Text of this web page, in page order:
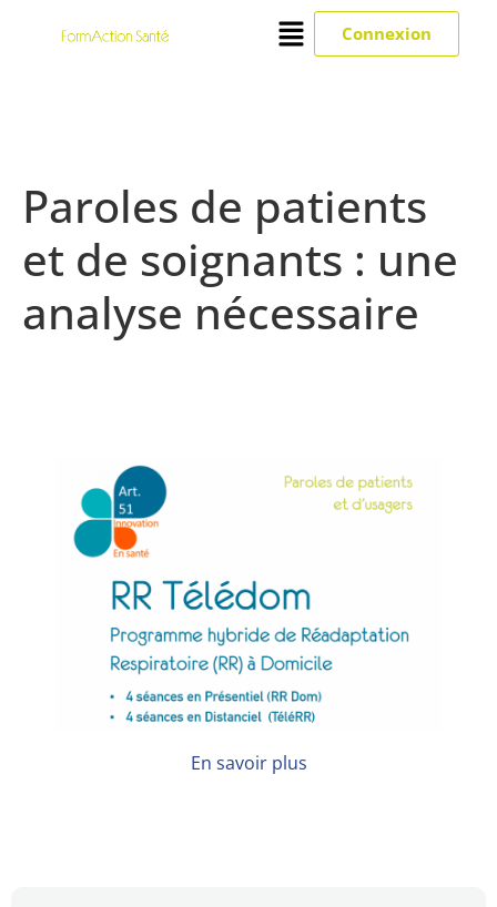
Connexion
Paroles de patients
et de soignants : une
analyse nécessaire
En savoir plus